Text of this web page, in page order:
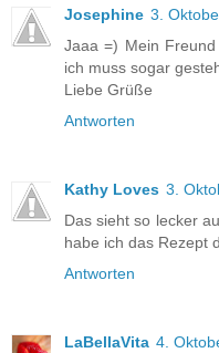
Josephine 3.
Jaaa =) Mein
ich muss sogar
Liebe Grüße
Antworten
Kathy Loves 3.
Das sieht so lecker
habe ich das Rezept
Antworten
LaBellaVita 4.